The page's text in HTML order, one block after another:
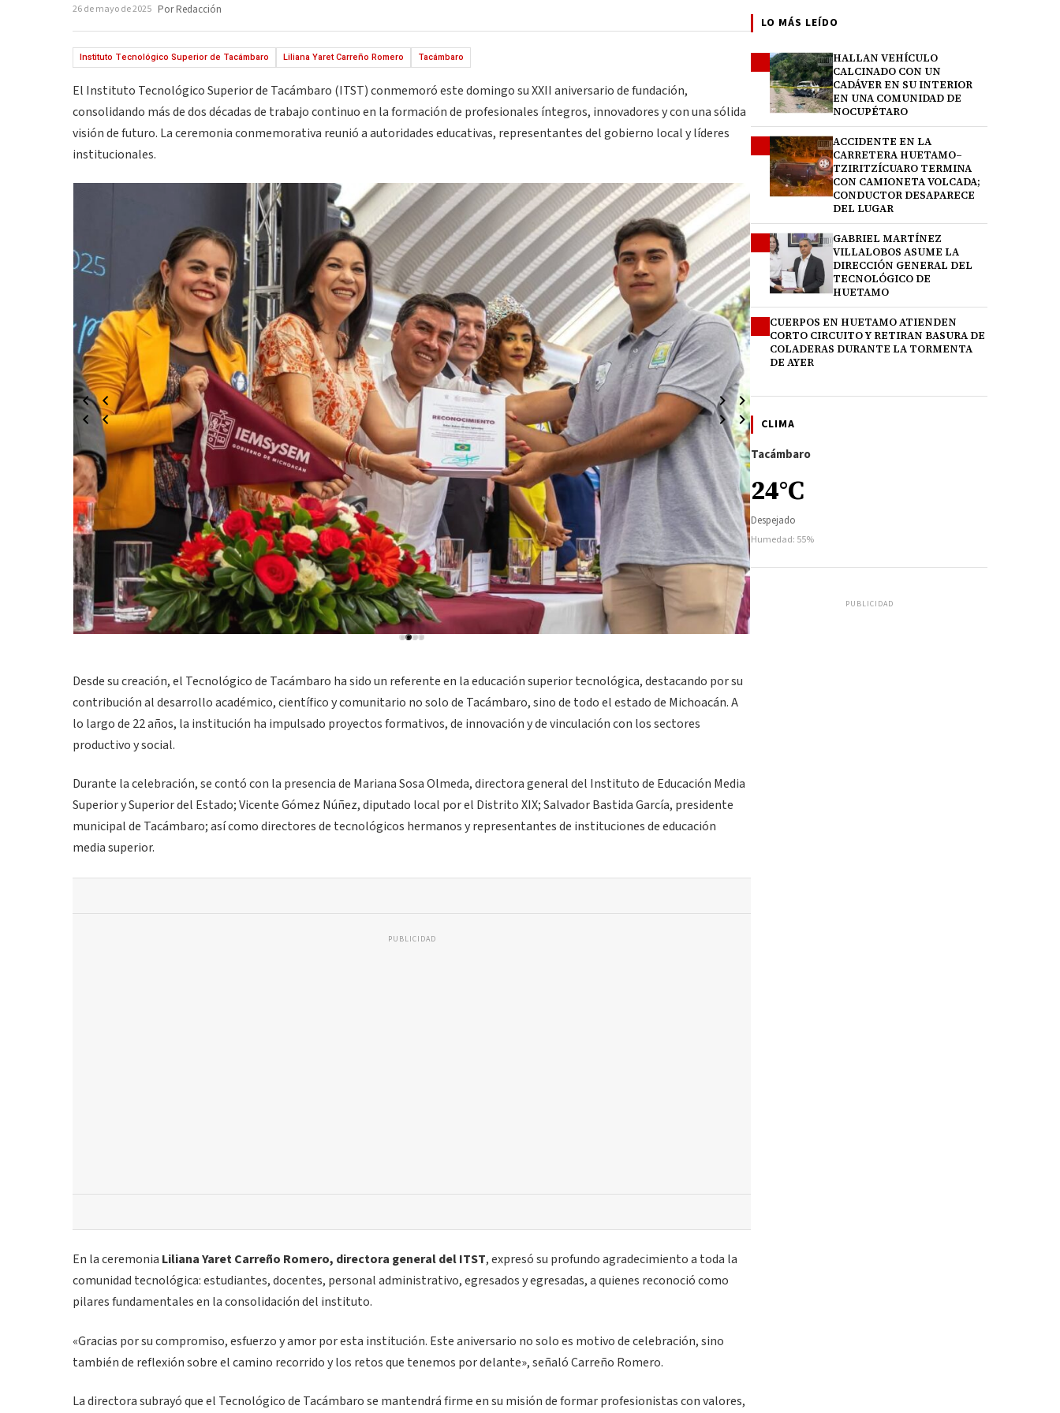
26 de mayo de 2025 Por Redacción
Instituto Tecnológico Superior de Tacámbaro Liliana Yaret Carreño Romero Tacámbaro
El Instituto Tecnológico Superior de Tacámbaro (ITST) conmemoró este domingo su XXII aniversario de fundación,
consolidando más de dos décadas de trabajo continuo en la formación de profesionales íntegros, innovadores y con una sólida
visión de futuro. La ceremonia conmemorativa reunió a autoridades educativas, representantes del gobierno local y líderes
institucionales.
Desde su creación, el Tecnológico de Tacámbaro ha sido un referente en la educación superior tecnológica, destacando por su
contribución al desarrollo académico, científico y comunitario no solo de Tacámbaro, sino de todo el estado de Michoacán. A
lo largo de 22 años, la institución ha impulsado proyectos formativos, de innovación y de vinculación con los sectores
productivo y social.
Durante la celebración, se contó con la presencia de Mariana Sosa Olmeda, directora general del Instituto de Educación Media
Superior y Superior del Estado; Vicente Gómez Núñez, diputado local por el Distrito XIX; Salvador Bastida García, presidente
municipal de Tacámbaro; así como directores de tecnológicos hermanos y representantes de instituciones de educación
media superior.
PUBLICIDAD
En la ceremonia Liliana Yaret Carreño Romero, directora general del ITST, expresó su profundo agradecimiento a toda la
comunidad tecnológica: estudiantes, docentes, personal administrativo, egresados y egresadas, a quienes reconoció como
pilares fundamentales en la consolidación del instituto.
«Gracias por su compromiso, esfuerzo y amor por esta institución. Este aniversario no solo es motivo de celebración, sino
también de reflexión sobre el camino recorrido y los retos que tenemos por delante», señaló Carreño Romero.
La directora subrayó que el Tecnológico de Tacámbaro se mantendrá firme en su misión de formar profesionistas con valores,
LO MÁS LEÍDO
HALLAN VEHÍCULO
CALCINADO CON UN
CADÁVER EN SU INTERIOR
EN UNA COMUNIDAD DE
NOCUPÉTARO
ACCIDENTE EN LA
CARRETERA HUETAMO–
TZIRITZÍCUARO TERMINA
CON CAMIONETA VOLCADA;
CONDUCTOR DESAPARECE
DEL LUGAR
GABRIEL MARTÍNEZ
VILLALOBOS ASUME LA
DIRECCIÓN GENERAL DEL
TECNOLÓGICO DE
HUETAMO
CUERPOS EN HUETAMO ATIENDEN
CORTO CIRCUITO Y RETIRAN BASURA DE
COLADERAS DURANTE LA TORMENTA
DE AYER
CLIMA
Tacámbaro
24°C
Despejado
Humedad: 55%
PUBLICIDAD